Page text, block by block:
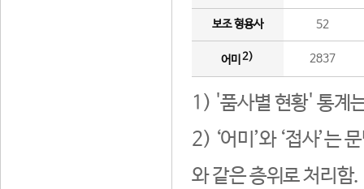
보조 형용사 52
어미 2) 2837
1) '품사별 현황' 통계
2) ‘어미’와 ‘접사’는
와 같은 층위로 처리함.